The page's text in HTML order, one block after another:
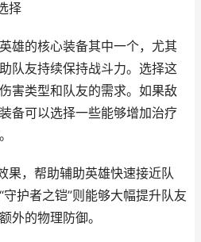
择
雄的核心装备其中一个，尤其
队友持续保持战斗力。选择这
害类型和队友的需求。如果敌
备可以选择一些能够增加治疗
果，帮助辅助英雄快速接近队
护者之铠”则能够大幅提升队友
外的物理防御。